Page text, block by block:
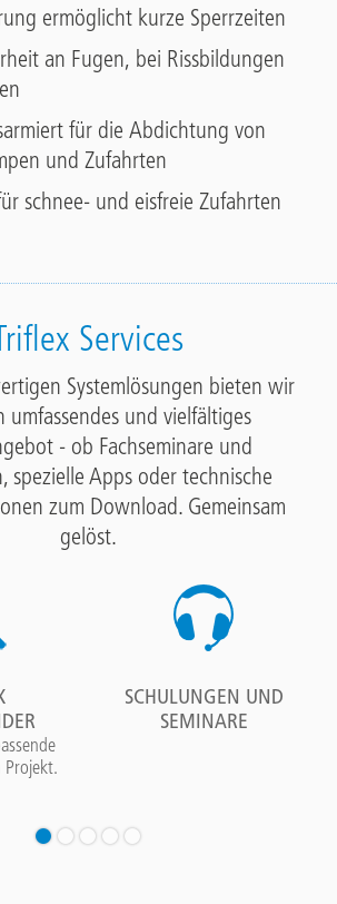
ermöglicht kurze Sperrzeiten
an Fugen, bei Rissbildungen
für die Abdichtung von
und Zufahrten
schnee- und eisfreie Zufahrten
Services
Systemlösungen bieten wir
umfassendes und vielfältiges
- ob Fachseminare und
spezielle Apps oder technische
zum Download. Gemeinsam
gelöst.
Projekt.
SCHULUNGEN UND
SEMINARE